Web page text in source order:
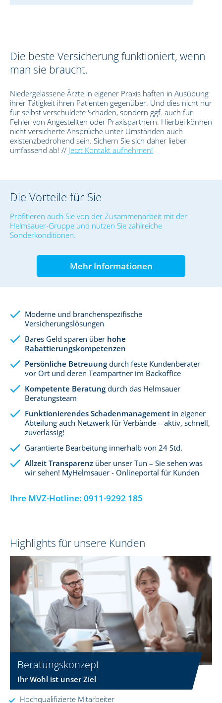
Die beste Versicherung funktioniert, wenn
man sie braucht.
Niedergelassene Ärzte in eigener Praxis haften in Ausübung
ihrer Tätigkeit ihren Patienten gegenüber. Und dies nicht nur
für selbst verschuldete Schäden, sondern ggf. auch für
Fehler von Angestellten oder Praxispartnern. Hierbei können
nicht versicherte Ansprüche unter Umständen auch
existenzbedrohend sein. Sichern Sie sich daher lieber
umfassend ab! // Jetzt Kontakt aufnehmen!
Die Vorteile für Sie
Profitieren auch Sie von der Zusammenarbeit mit der
Helmsauer-Gruppe und nutzen Sie zahlreiche
Sonderkonditionen.
Mehr Informationen
Moderne und branchenspezifische
Versicherungslösungen
Bares Geld sparen über hohe
Rabattierungskompetenzen
Persönliche Betreuung durch feste Kundenberater
vor Ort und deren Teampartner im Backoffice
Kompetente Beratung durch das Helmsauer
Beratungsteam
Funktionierendes Schadenmanagement in eigener
Abteilung auch Netzwerk für Verbände – aktiv, schnell,
zuverlässig!
Garantierte Bearbeitung innerhalb von 24 Std.
Allzeit Transparenz über unser Tun – Sie sehen was
wir sehen! MyHelmsauer - Onlineportal für Kunden
Ihre MVZ-Hotline: 0911-9292 185
Highlights für unsere Kunden
Beratungskonzept
Ihr Wohl ist unser Ziel
Hochqualifizierte Mitarbeiter